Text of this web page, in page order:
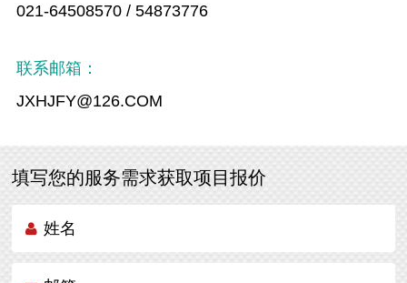
021-64508570 / 54873776
联系邮箱：
JXHJFY@126.COM
填写您的服务需求获取项目报价
姓名